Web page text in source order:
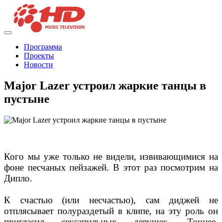
Программа
Проекты
Новости
Major Lazer устроил жаркие танцы в
пустыне
Кого мы уже только не видели, извивающимися на
фоне песчаных пейзажей. В этот раз посмотрим на
Дипло.
К счастью (или несчастью), сам диджей не
отплясывает полураздетый в клипе, на эту роль он